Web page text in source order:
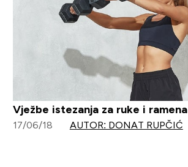
Vježbe istezanja za ruke i ramena
17/06/18 AUTOR: DONAT RUPČIĆ